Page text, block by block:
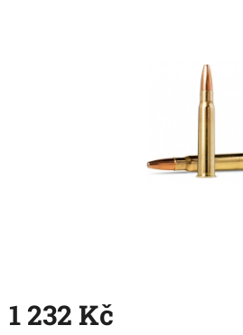
1 232 Kč